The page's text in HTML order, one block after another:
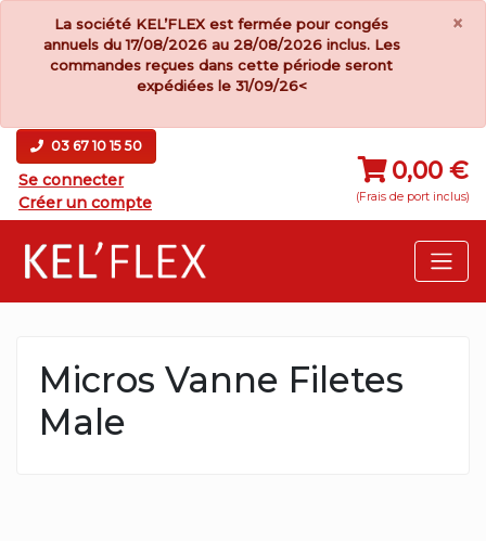
La société KEL’FLEX est fermée pour congés
annuels du 17/08/2026 au 28/08/2026 inclus. Les
commandes reçues dans cette période seront
expédiées le 31/09/26<
×
03 67 10 15 50
Se connecter
Créer un compte
0,00 €
(Frais de port inclus)
Micros Vanne Filetes
Male